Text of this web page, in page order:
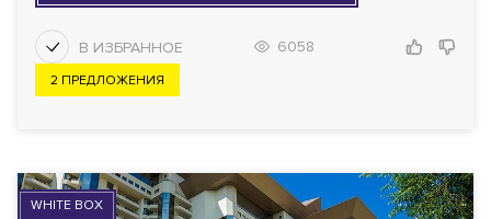
6058
2 ПРЕДЛОЖЕНИЯ
WHITE BOX